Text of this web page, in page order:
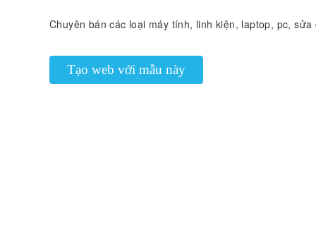
Chuyên bán các loại máy tính, linh kiện, laptop, pc, sửa